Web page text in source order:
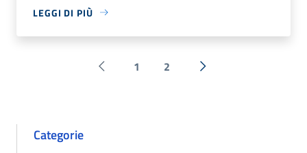
LEGGI DI PIÙ
Pagina precedente
1 2 Successiva »
Categorie